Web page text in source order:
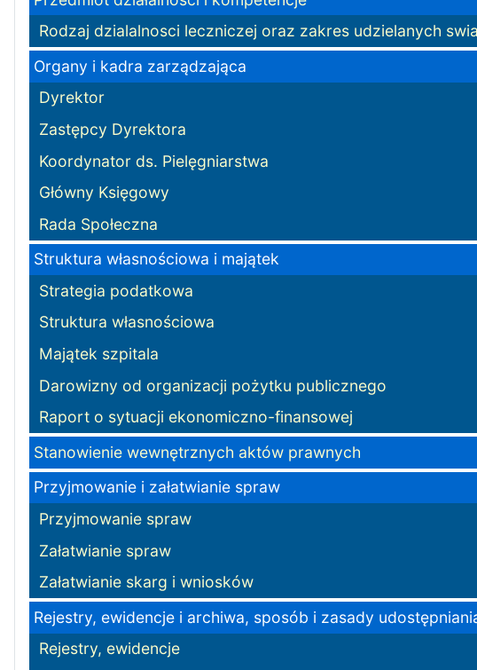
Rodzaj dzialalnosci leczniczej oraz zakres udzielanych
Organy i kadra zarządzająca
Dyrektor
Zastępcy Dyrektora
Koordynator ds. Pielęgniarstwa
Główny Księgowy
Rada Społeczna
Struktura własnościowa i majątek
Strategia podatkowa
Struktura własnościowa
Majątek szpitala
Darowizny od organizacji pożytku publicznego
Raport o sytuacji ekonomiczno-finansowej
Stanowienie wewnętrznych aktów prawnych
Przyjmowanie i załatwianie spraw
Przyjmowanie spraw
Załatwianie spraw
Załatwianie skarg i wniosków
Rejestry, ewidencje i archiwa, sposób i zasady
Rejestry, ewidencje